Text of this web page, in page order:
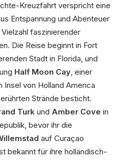
Kreuzfahrt verspricht eine
Entspannung und Abenteuer
faszinierender
Die Reise beginnt in Fort
Stadt in Florida, und
Half Moon Cay, einer
Insel von Holland America
Strände besticht.
Turk und Amber Cove in
bevor ihr die
auf Curaçao
bekannt für ihre holländisch-